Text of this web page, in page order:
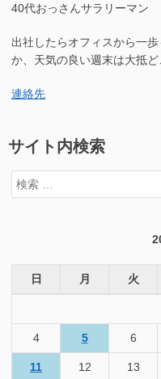
40代おっさんサラリーマン
出社したらオフィスから一
か、天気の良い週末は大抵ど
連絡先
サイト内検索
検
索
日 月 火
4 5 6
11 12 13